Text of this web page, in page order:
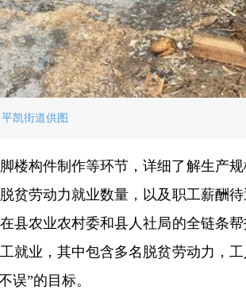
凯街道供图
楼构件制作等环节，详细了解生产规
贫劳动力就业数量，以及职工薪酬
县农业农村委和县人社局的全链条
就业，其中包含多名脱贫劳动力，
误”的目标。